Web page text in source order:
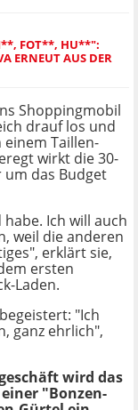
FOT**, HU**":
ERNEUT AUS DER
Shoppingmobil
drauf los und
einem Taillen-
wirkt die 30-
um das Budget
habe. Ich will auch
weil die anderen
erklärt sie,
ersten
Laden.
"Ich
ganz ehrlich",
wird das
"Bonzen-